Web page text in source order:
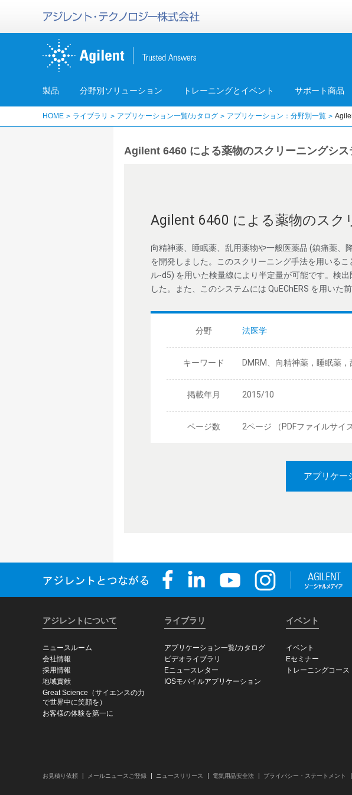
製品 分野別ソリューション トレーニングとイベント サポート商品
HOME ライブラリ アプリケーション一覧/カタログ アプリケーション：分野別一覧
Agilent 6460 による薬物のスクリーニングシス
Agilent 6460 による薬物のスク
向精神薬、睡眠薬、乱用薬物や一般医薬品 (鎮痛薬、
を開発しました。このスクリーニング手法を用いる
ル-d5) を用いた検量線により半定量が可能です。検
した。また、このシステムには QuEChERS を用いた
分野 法医学
キーワード DMRM、向精神薬，睡眠薬
掲載年月 2015/10
ページ数 2ページ （PDFファイルサイ
アプリケー
アジレントについて
ニュースルーム
会社情報
採用情報
地域貢献
Great Science（サイエンスの力
で世界中に笑顔を）
お客様の体験を第一に
ライブラリ
アプリケーション一覧/カタログ
ビデオライブラリ
Eニュースレター
IOSモバイルアプリケーション
イベント
イベント
Eセミナー
トレーニングコース
お見積り依頼 メールニュースご登録 ニュースリリース 電気用品安全法 プライバシー・ステートメント